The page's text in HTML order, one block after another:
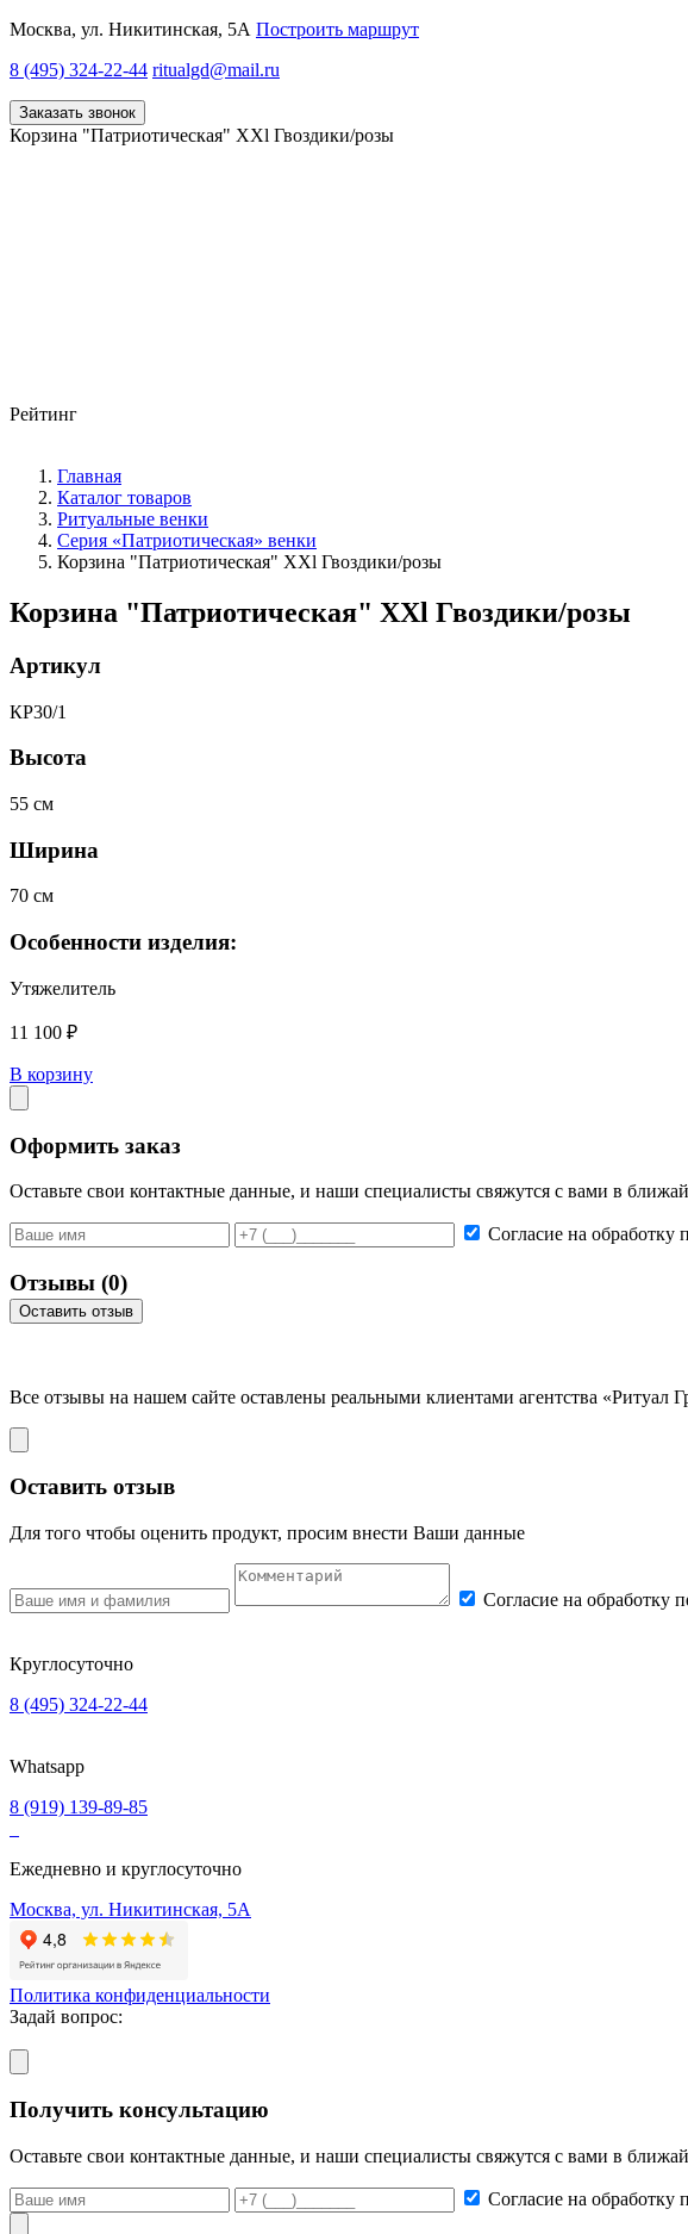
Москва, ул. Никитинская, 5А Построить маршрут
8 (495) 324-22-44 ritualgd@mail.ru
Заказать звонок
Корзина "Патриотическая" XXl Гвоздики/розы
Рейтинг
Главная
Каталог товаров
Ритуальные венки
Серия «Патриотическая» венки
Корзина "Патриотическая" XXl Гвоздики/розы
Корзина "Патриотическая" XXl Гвоздики/розы
Артикул
КР30/1
Высота
55 см
Ширина
70 см
Особенности изделия:
Утяжелитель
11 100 ₽
В корзину
Оформить заказ
Оставьте свои контактные данные, и наши специалисты свяжутся с вами в
Согласие на обработку
Отзывы (0)
Оставить отзыв
Все отзывы на нашем сайте оставлены реальными клиентами агентства «Ритуал
Оставить отзыв
Для того чтобы оценить продукт, просим внести Ваши данные
Согласие на обработку
Круглосуточно
8 (495) 324-22-44
Whatsapp
8 (919) 139-89-85
Ежедневно и круглосуточно
Москва, ул. Никитинская, 5А
Политика конфиденциальности
Задай вопрос:
Получить консультацию
Оставьте свои контактные данные, и наши специалисты свяжутся с вами в
Согласие на обработку